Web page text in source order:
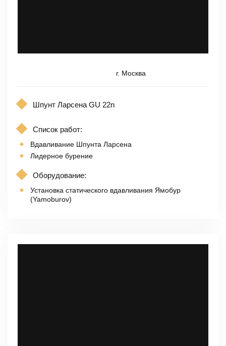
г. Москва
Шпунт Ларсена GU 22n
Список работ:
Вдавливание Шпунта Ларсена
Лидерное бурение
Оборудование:
Установка статического вдавливания Ямобур
(Yamoburov)